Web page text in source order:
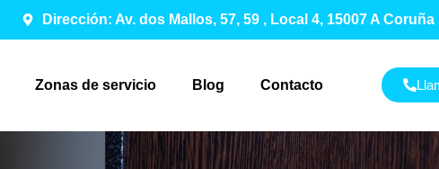
Dirección: Av. dos Mallos, 57, 59 , Local 4, 15007 A Coruña
Zonas de servicio Blog Contacto